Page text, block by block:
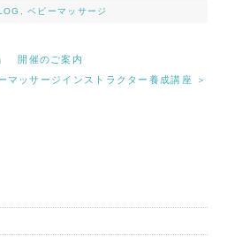
,ベビーマッサージ
開催のご案内
マッサージインストラクター養成講座 ＞